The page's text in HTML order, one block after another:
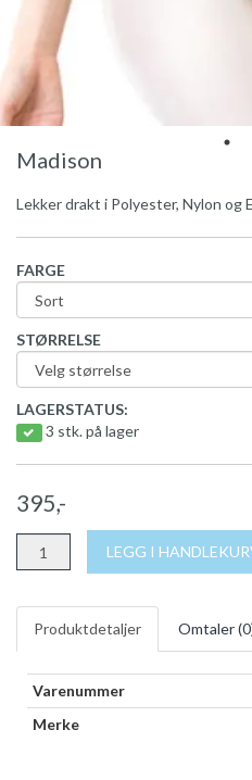
Madison
Lekker drakt i Polyester, Nylon og
FARGE
STØRRELSE
LAGERSTATUS:
3 stk. på lager
395,-
LEGG I
Produktdetaljer Omtaler (0
Varenummer
Merke